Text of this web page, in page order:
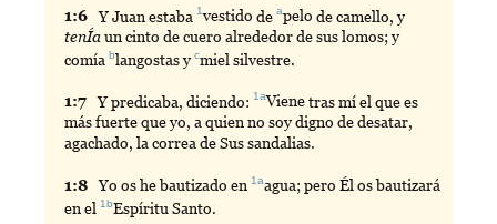
1:6 YJuan estaba1vestido deapelo de camello, y
tenÍaun cinto de cuero alrededor de sus lomos; y
comíablangostasycmiel silvestre.
1:7 Ypredicaba, diciendo:1aVienetras mí el que es
más fuerte que yo, a quien no soy digno de desatar,
agachado, la correa de Sus sandalias.
1:8 Yo os he bautizado en1aagua; pero Él os bautizará
en el1bEspíritu Santo.